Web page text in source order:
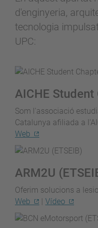
d'enginyeria,
tecnologia
UPC:
AICHE Student
Som l'associació
Catalunya afiliada a
Web
ARM2U
Oferim solucions a
Web
| Vídeo